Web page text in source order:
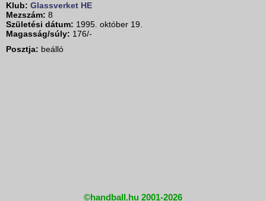
Klub: Glassverket HE
Mezszám: 8
Születési dátum: 1995. október 19.
Magasság/súly: 176/-
Posztja: beálló
©handball.hu 2001-2026